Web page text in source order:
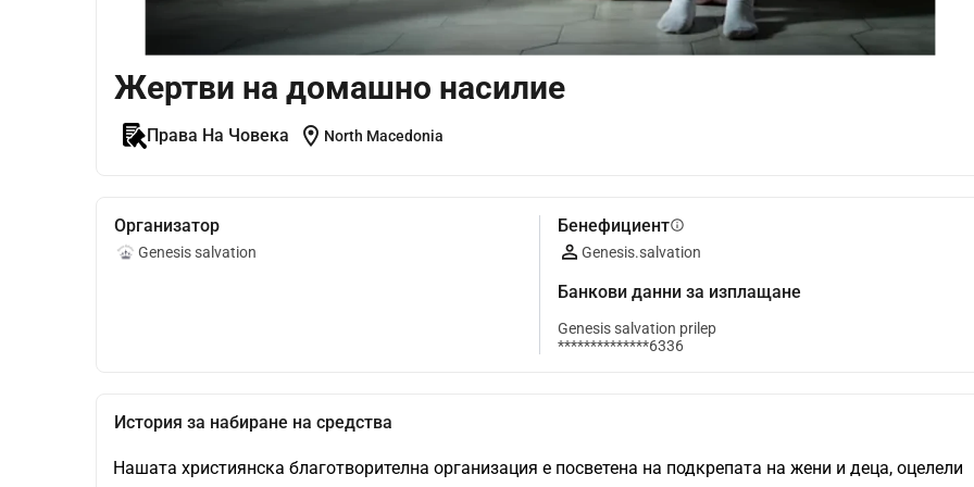
Жертви на домашно насилие
Права На Човека location_on North Macedonia
Организатор
Genesis salvation
Бенефициентinfo
Genesis.salvation
Банкови данни за изплащане
Genesis salvation prilep
**************6336
История за набиране на средства
Нашата християнска благотворителна организация е посветена на подкрепата на жени и деца, оцелели